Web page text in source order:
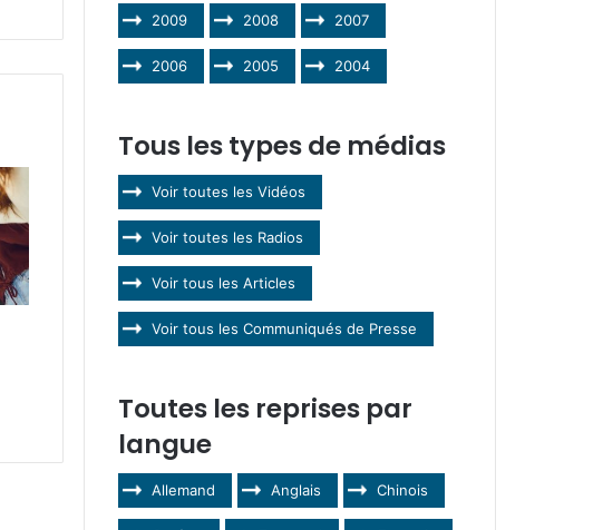
2009 2008 2007
2006 2005 2004
Tous les types de médias
Voir toutes les Vidéos
Voir toutes les Radios
Voir tous les Articles
Voir tous les Communiqués de Presse
Toutes les reprises par
langue
Allemand Anglais Chinois